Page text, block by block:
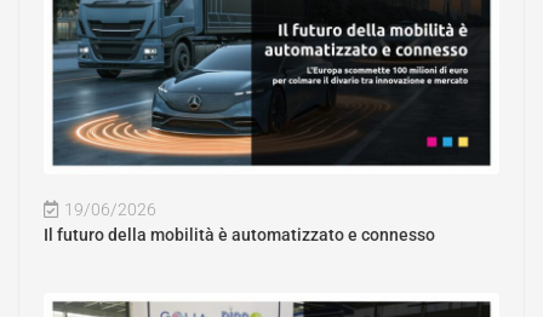
19/06/2026
Il futuro della mobilità è automatizzato e connesso